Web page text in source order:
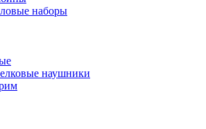
наборы
наушники